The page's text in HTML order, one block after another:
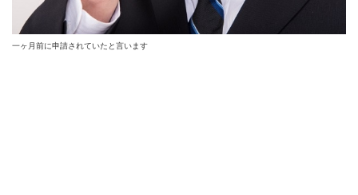
一ヶ月前に申請されていたと言います